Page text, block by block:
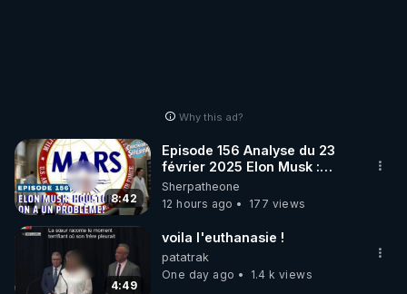
Why this ad?
8:42
Episode 156 Analyse du 23
février 2025 Elon Musk :
Houston , on a un problème !
Sherpatheone
12 hours ago
177 views
4:49
voila l'euthanasie !
patatrak
One day ago
1.4 k views